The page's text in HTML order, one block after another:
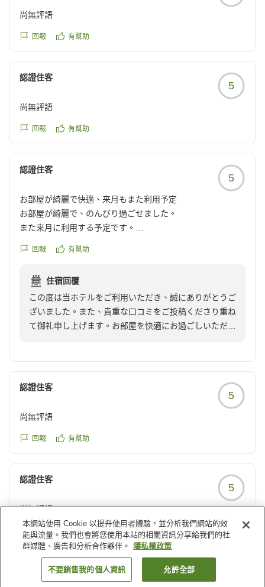
尚無評語
回報 有幫助
認證住客
5
尚無評語
回報 有幫助
認證住客
5
お部屋が綺麗で快適、来月もまた利用予定
お部屋が綺麗で、のんびり過ごせました。
また来月に利用する予定です。
https://review.travel.rakuten.co.jp/hotel/voice/173117?
回報 有幫助
住宿回覆
この度は当ホテルをご利用いただき、誠にありがとうご
ざいました。また、貴重な口コミをご投稿くださり重ね
て御礼申し上げます。お部屋を快適にお過ごしいただけ
ります。今後とも変わらぬご愛顧のほど、よろしくお願
フロント 石井
認證住客
5
尚無評語
回報 有幫助
認證住客
5
尚無評語
回報 有幫助
載入更多結果
本網站使用 Cookie 以提升使用者體驗，並分析我們網站的效
能與流量。我們也會將您使用本站的相關資訊分享給我們的社
群媒體、廣告和分析合作夥伴。
隱私權政策
不要銷售我的個人資訊 允許全部